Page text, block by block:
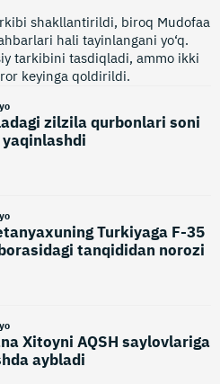
zilzila qurbonlari soni
yaqinlashdi
Turkiyaga F-35
tanqididan norozi
Xitoyni AQSH saylovlariga
aybladi
shakllantirildi, biroq Mudofaa
hali tayinlangani yo‘q.
tarkibini tasdiqladi, ammo ikki
keyinga qoldirildi.